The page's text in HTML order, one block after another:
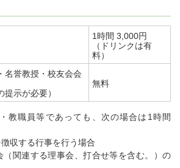
1時間 3,000円
（ドリンクは有
料）
名誉教授・校友会会
提示が必要）
無料
教職員等であっても、次の場合は1時間
収する行事を行う場合
（関連する理事会、打合せ等を含む。）の